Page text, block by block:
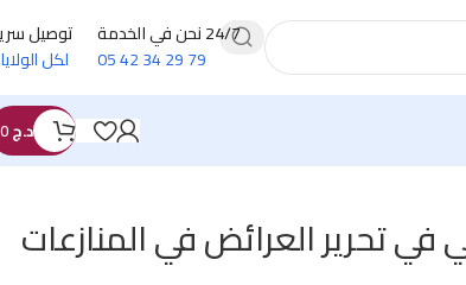
24/7 نحن في الخدمة
79 29 34 42 05
توصيل
لكل
د.ج
في تحرير العرائض في المنازعات